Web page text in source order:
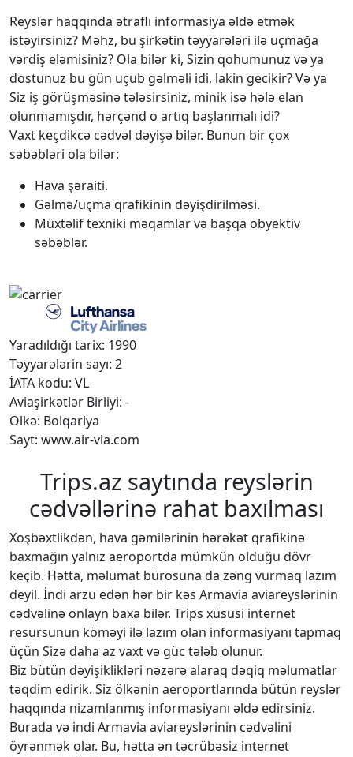
Reyslər haqqında ətraflı informasiya əldə etmək
istəyirsiniz? Məhz, bu şirkətin təyyarələri ilə uçmağa
vərdiş eləmisiniz? Ola bilər ki, Sizin qohumunuz və ya
dostunuz bu gün uçub gəlməli idi, lakin gecikir? Və ya
Siz iş görüşməsinə tələsirsiniz, minik isə hələ elan
olunmamışdır, hərçənd o artıq başlanmalı idi?
Vaxt keçdikcə cədvəl dəyişə bilər. Bunun bir çox
səbəbləri ola bilər:
Hava şəraiti.
Gəlmə/uçma qrafikinin dəyişdirilməsi.
Müxtəlif texniki məqamlar və başqa obyektiv
səbəblər.
Yaradıldığı tarix: 1990
Təyyarələrin sayı: 2
İATA kodu: VL
Aviaşirkətlər Birliyi: -
Ölkə: Bolqariya
Sayt: www.air-via.com
Trips.az saytında reyslərin
cədvəllərinə rahat baxılması
Xoşbəxtlikdən, hava gəmilərinin hərəkət qrafikinə
baxmağın yalnız aeroportda mümkün olduğu dövr
keçib. Hətta, məlumat bürosuna da zəng vurmaq lazım
deyil. İndi arzu edən hər bir kəs Armavia aviareyslərinin
cədvəlinə onlayn baxa bilər. Trips xüsusi internet
resursunun köməyi ilə lazım olan informasiyanı tapmaq
üçün Sizə daha az vaxt və güc tələb olunur.
Biz bütün dəyişiklikləri nəzərə alaraq dəqiq məlumatlar
təqdim edirik. Siz ölkənin aeroportlarında bütün reyslər
haqqında nizamlanmış informasiyanı əldə edirsiniz.
Burada və indi Armavia aviareyslərinin cədvəlini
öyrənmək olar. Bu, hətta ən təcrübəsiz internet